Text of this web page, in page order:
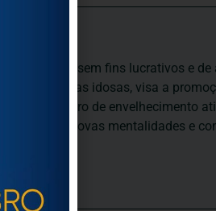
Social sem fins lucrativos e de
e às pessoas idosas, visa a
num quadro de envelhecimento
promove novas mentalidades e